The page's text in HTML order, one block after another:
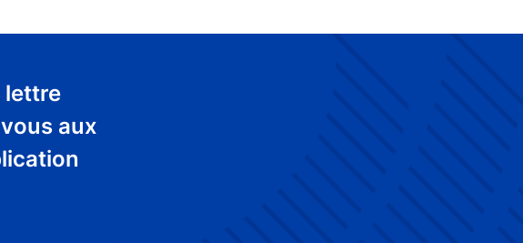
lettre
aux